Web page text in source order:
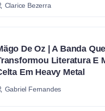
Clarice Bezerra
De Oz | A Banda Que
Literatura E
Em Heavy Metal
Gabriel Fernandes